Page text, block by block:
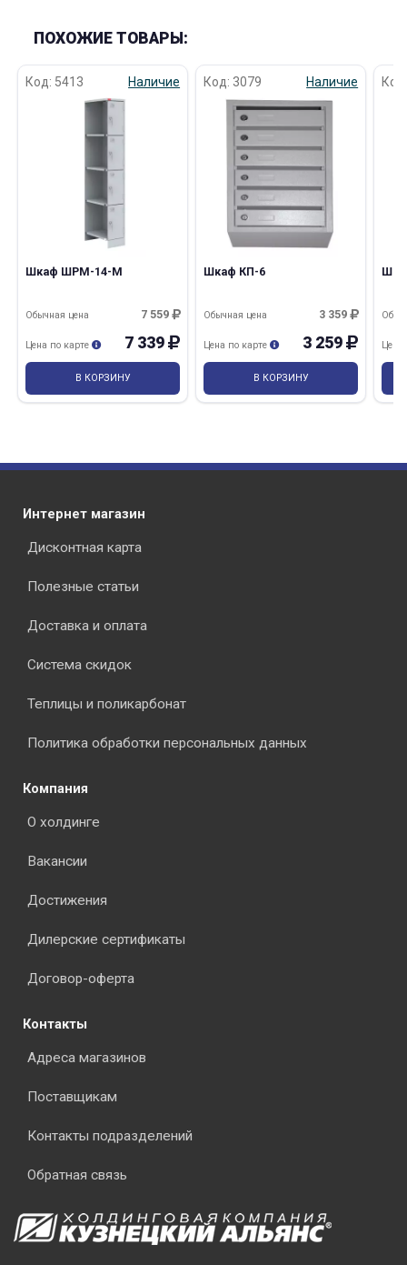
ПОХОЖИЕ ТОВАРЫ:
Код: 5413 Наличие
Шкаф ШРМ-14-М
7 559
Обычная цена
7 339
Цена по карте
В КОРЗИНУ
Код: 3079 Наличие
Шкаф КП-6
3 359
Обычная цена
3 259
Цена по карте
В КОРЗИНУ
Цена
Интернет магазин
Дисконтная карта
Полезные статьи
Доставка и оплата
Система скидок
Теплицы и поликарбонат
Политика обработки персональных данных
Компания
О холдинге
Вакансии
Достижения
Дилерские сертификаты
Договор-оферта
Контакты
Адреса магазинов
Поставщикам
Контакты подразделений
Обратная связь